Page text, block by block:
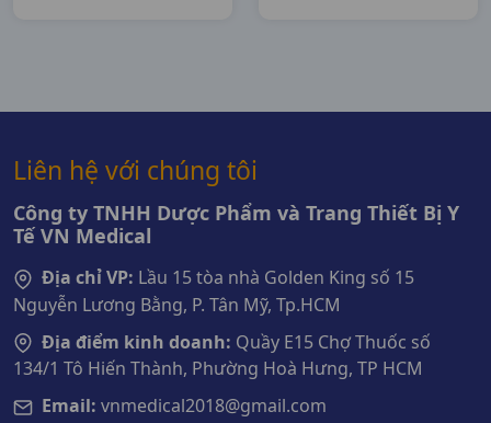
Liên hệ với chúng tôi
Công ty TNHH Dược Phẩm và Trang Thiết Bị Y
Tế VN Medical
Địa chỉ VP: Lầu 15 tòa nhà Golden King số 15
Nguyễn Lương Bằng, P. Tân Mỹ, Tp.HCM
Địa điểm kinh doanh: Quầy E15 Chợ Thuốc số
134/1 Tô Hiến Thành, Phường Hoà Hưng, TP HCM
Email: vnmedical2018@gmail.com